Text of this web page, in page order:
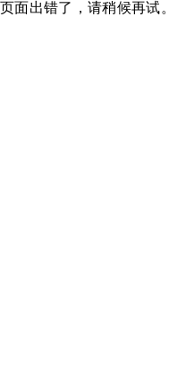
页面出错了，请稍候再试。